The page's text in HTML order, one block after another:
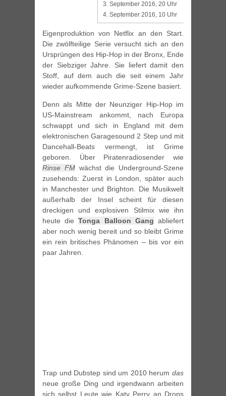
3. September 2016, 20 Uhr
4. September 2016, 10 Uhr
Eigenproduktion von Netflix an den Start.
Die zwölfteilige Serie versucht sich an den
Ursprüngen des Hip-Hop in der Bronx, Ende
der Siebziger Jahre. Sie liefert damit den
Stoff, auf dem auch die seit einem Jahr
wieder aufkommende Grime-Szene basiert.
Denn als Mitte der Neunziger Hip-Hop im
US-Mainstream ankommt, nach Europa
schwappt und sich in England mit dem
elektronischen Garagesound 2 Step und mit
Dancehall-Beats vermengt, ist Grime
geboren. Über Piratenradiosender wie
Rinse FMwächst die Underground-Szene
zusehends: Zuerst in London, später auch
in Manchester und Brighton. Die Musikwelt
außerhalb der Insel scheint für diesen
dreckigen und explosiven Stilmix wie ihn
heute dieTonga Balloon Gang abliefert
aber noch wenig bereit und so bleibt Grime
ein rein britisches Phänomen – bis vor ein
paar Jahren.
Trap und Dubstep sind um 2010 herum das
neue große Ding und irgendwann arbeiten
sich selbst Leute wie Katy Perry an Drops